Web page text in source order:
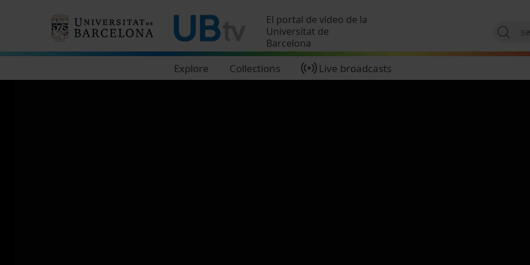
El portal de vídeo de la
Universitat de
Barcelona
Explore Collections Live broadcasts